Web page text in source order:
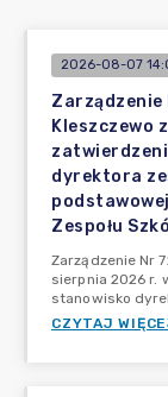
2026-08-07
Zarządzenie
Kleszczewo
dyrektora
Zespołu
Zarządzenie Nr
sierpnia 2026 r.
stanowisko
CZYTAJ